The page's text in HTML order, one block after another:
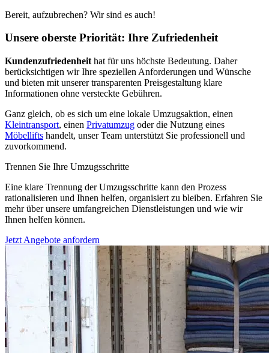
Bereit, aufzubrechen? Wir sind es auch!
Unsere oberste Priorität: Ihre Zufriedenheit
Kundenzufriedenheit hat für uns höchste Bedeutung. Daher
berücksichtigen wir Ihre speziellen Anforderungen und Wünsche
und bieten mit unserer transparenten Preisgestaltung klare
Informationen ohne versteckte Gebühren.
Ganz gleich, ob es sich um eine lokale Umzugsaktion, einen
Kleintransport, einen Privatumzug oder die Nutzung eines
Möbellifts handelt, unser Team unterstützt Sie professionell und
zuvorkommend.
Trennen Sie Ihre Umzugsschritte
Eine klare Trennung der Umzugsschritte kann den Prozess
rationalisieren und Ihnen helfen, organisiert zu bleiben. Erfahren Sie
mehr über unsere umfangreichen Dienstleistungen und wie wir
Ihnen helfen können.
Jetzt Angebote anfordern